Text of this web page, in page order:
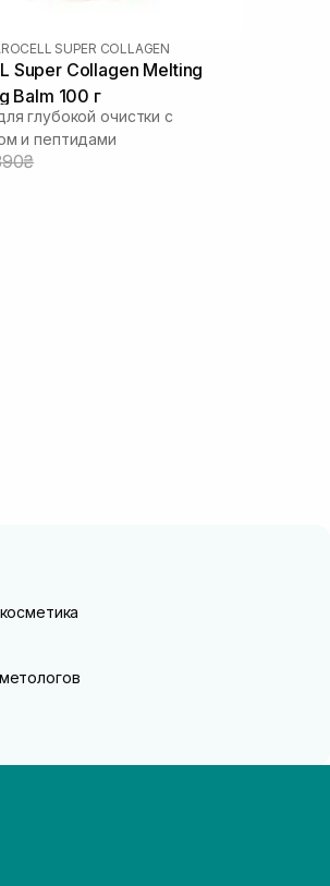
SUPER COLLAGEN
Super Collagen Melting
Balm 100 г
глубокой очистки с
и пептидами